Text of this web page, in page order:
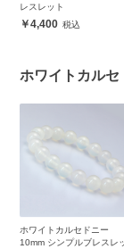
レスレット
4,400
ホワイトカル
ホワイトカルセドニー
10mm シンプルブレスレ